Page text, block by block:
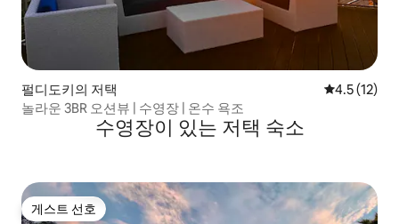
펄디도키의 저택 평점 4.5점
4.5 (12)
놀라운 3BR 오션뷰 | 수영장 | 온수 욕조
수영장이 있는 저택 숙소
게스트 선호
게스트 선호